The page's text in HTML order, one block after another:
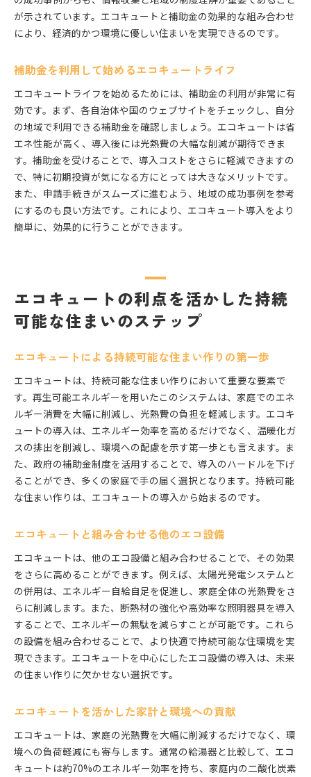
が示されています。エコキュートと補助金の効果的な組み合わせ
により、経済的かつ環境に優しい住まいを実現できるのです。
補助金を利用して始めるエコキュートライフ
エコキュートライフを始めるためには、補助金の利用が非常に有
効です。まず、各自治体や国のウェブサイトをチェックし、自分
の地域で利用できる補助金を確認しましょう。エコキュートは省
エネ性能が高く、導入後には光熱費の大幅な削減が期待できま
す。補助金を受けることで、導入コストをさらに軽減できますの
で、特に初期投資が気になる方にとっては大きなメリットです。
また、申請手続きがスムーズに進むよう、地域の成功事例を参考
にするのも良い方法です。これにより、エコキュート導入をより
簡単に、効果的に行うことができます。
エコキュートの利点を活かした持続
可能な住まいのステップ
エコキュートによる持続可能な住まい作りの第一歩
エコキュートは、持続可能な住まい作りにおいて重要な要素で
す。再生可能エネルギーを用いたこのシステムは、家庭でのエネ
ルギー消費を大幅に削減し、光熱費の負担を軽減します。エコキ
ュートの導入は、エネルギー効率を高めるだけでなく、温暖化ガ
スの排出を削減し、環境への配慮を示す第一歩とも言えます。ま
た、政府の補助金制度を活用することで、導入のハードルを下げ
ることができ、多くの家庭で手の届く選択となります。持続可能
な住まい作りは、エコキュートの導入から始まるのです。
エコキュートと組み合わせる他のエコ設備
エコキュートは、他のエコ設備と組み合わせることで、その効果
をさらに高めることができます。例えば、太陽光発電システムと
の併用は、エネルギー自給自足を促進し、家庭全体の光熱費をさ
らに削減します。また、断熱材の強化や高効率な照明器具を導入
することで、エネルギーの無駄を減らすことが可能です。これら
の設備を組み合わせることで、より快適で持続可能な住環境を実
現できます。エコキュートを中心にしたエコ設備の導入は、未来
の住まい作りに欠かせない選択です。
エコキュートを活かした家計と環境への貢献
エコキュートは、家庭の光熱費を大幅に削減するだけでなく、環
境への負荷軽減にも寄与します。通常の給湯器と比較して、エコ
キュートは約70%のエネルギー効率を持ち、家庭内の二酸化炭素